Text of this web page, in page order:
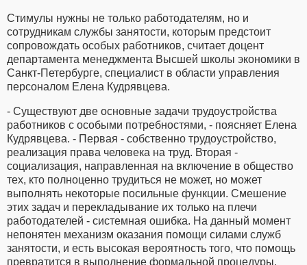
Стимулы нужны не только работодателям, но и
сотрудникам службы занятости, которым предстоит
сопровождать особых работников, считает доцент
департамента менеджмента Высшей школы экономики в
Санкт-Петербурге, специалист в области управления
персоналом Елена Кудрявцева.
- Существуют две основные задачи трудоустройства
работников с особыми потребностями, - поясняет Елена
Кудрявцева. - Первая - собственно трудоустройство,
реализация права человека на труд. Вторая -
социализация, направленная на включение в общество
тех, кто полноценно трудиться не может, но может
выполнять некоторые посильные функции. Смешение
этих задач и перекладывание их только на плечи
работодателей - системная ошибка. На данный момент
непонятен механизм оказания помощи силами служб
занятости, и есть высокая вероятность того, что помощь
превратится в выполнение формальной процедуры.